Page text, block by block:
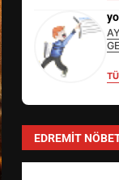
EDREMIT
5